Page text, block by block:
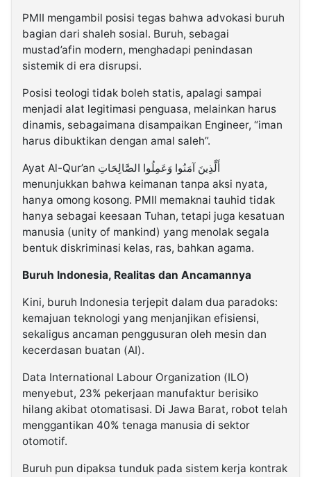
PMII mengambil posisi tegas bahwa advokasi buruh
bagian dari shaleh sosial. Buruh, sebagai
mustad’afin modern, menghadapi penindasan
sistemik di era disrupsi.
Posisi teologi tidak boleh statis, apalagi sampai
menjadi alat legitimasi penguasa, melainkan harus
dinamis, sebagaimana disampaikan Engineer, “iman
harus dibuktikan dengan amal saleh”.
Ayat Al-Qur’an أَلَّذِينَ آمَنُوا وَعَمِلُوا الصَّالِحَاتِ
menunjukkan bahwa keimanan tanpa aksi nyata,
hanya omong kosong. PMII memaknai tauhid tidak
hanya sebagai keesaan Tuhan, tetapi juga kesatuan
manusia (unity of mankind) yang menolak segala
bentuk diskriminasi kelas, ras, bahkan agama.
Buruh Indonesia, Realitas dan Ancamannya
Kini, buruh Indonesia terjepit dalam dua paradoks:
kemajuan teknologi yang menjanjikan efisiensi,
sekaligus ancaman penggusuran oleh mesin dan
kecerdasan buatan (AI).
Data International Labour Organization (ILO)
menyebut, 23% pekerjaan manufaktur berisiko
hilang akibat otomatisasi. Di Jawa Barat, robot telah
menggantikan 40% tenaga manusia di sektor
otomotif.
Buruh pun dipaksa tunduk pada sistem kerja kontrak